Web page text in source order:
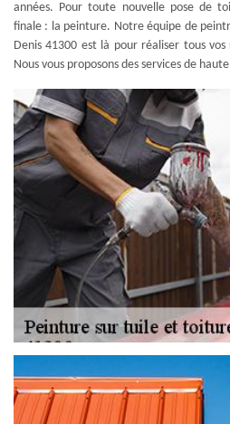
années. Pour toute nouvelle pose de
finale : la peinture. Notre équipe de
Denis 41300 est là pour réaliser tous
Nous vous proposons des services de